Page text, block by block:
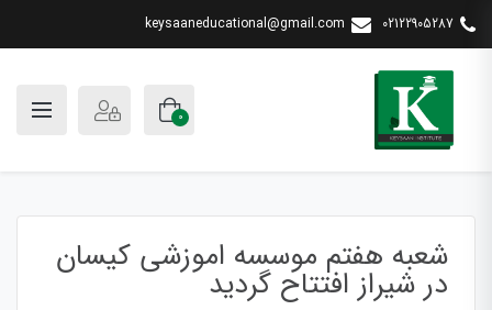
02122905287
keysaaneducational@gmail.com
0
شعبه هفتم موسسه اموزشی کیسان
در شیراز افتتاح گردید